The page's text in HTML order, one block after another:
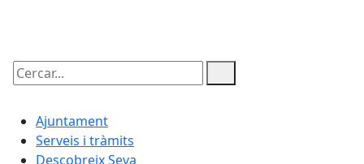
Cercar:
Ajuntament
Serveis i tràmits
Descobreix Seva